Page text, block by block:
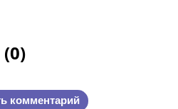
комментарий